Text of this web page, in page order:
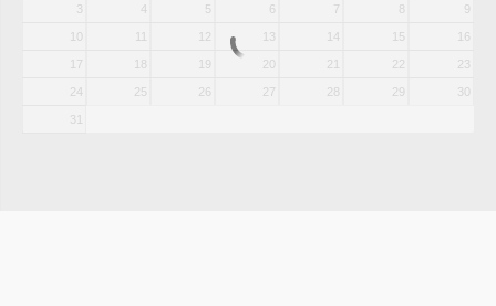
3 4 5 6 7 8 9
10 11 12 13 14 15 16
17 18 19 20 21 22 23
24 25 26 27 28 29 30
31